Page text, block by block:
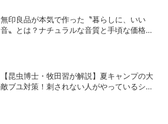
無印良品が本気で作った〝暮らしに、いい
音〟とは？ナチュラルな音質と手頃な価格を
【昆虫博士・牧田習が解説】夏キャンプの大
敵ブユ対策！刺されない人がやっているシン